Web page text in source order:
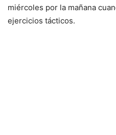
miércoles por la mañana
ejercicios tácticos.